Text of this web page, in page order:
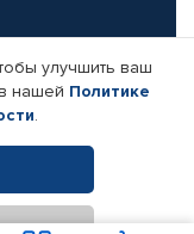
компании
улучшить ваш
нашей Политике
.